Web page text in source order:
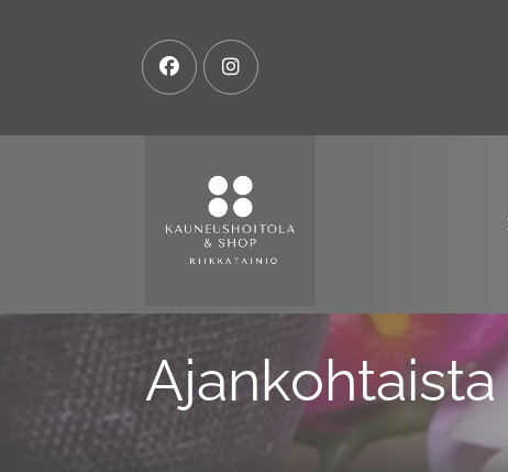
Ajankohtaista